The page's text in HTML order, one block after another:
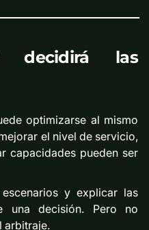
decidirá las
optimizarse al mismo
el nivel de servicio,
capacidades pueden ser
y explicar las
una decisión. Pero no
arbitraje.